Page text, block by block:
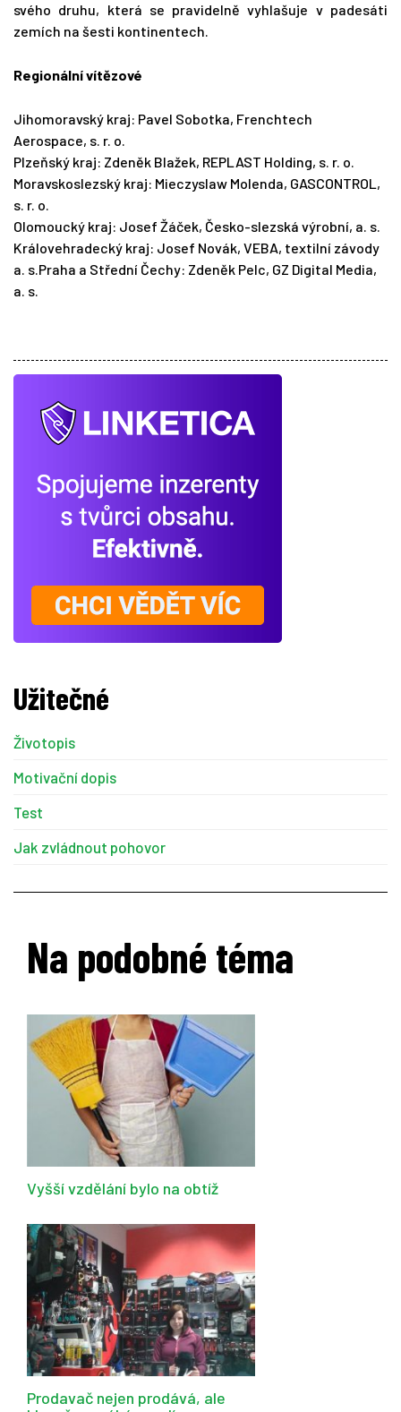
svého druhu, která se pravidelně vyhlašuje v padesáti
zemích na šesti kontinentech.
Regionální vítězové
Jihomoravský kraj: Pavel Sobotka, Frenchtech
Aerospace, s. r. o.
Plzeňský kraj: Zdeněk Blažek, REPLAST Holding, s. r. o.
Moravskoslezský kraj: Mieczyslaw Molenda, GASCONTROL,
s. r. o.
Olomoucký kraj: Josef Žáček, Česko-slezská výrobní, a. s.
Královehradecký kraj: Josef Novák, VEBA, textilní závody
a. s.Praha a Střední Čechy: Zdeněk Pelc, GZ Digital Media,
a. s.
Užitečné
Životopis
Motivační dopis
Test
Jak zvládnout pohovor
Na podobné téma
Vyšší vzdělání bylo na obtíž
Prodavač nejen prodává, ale